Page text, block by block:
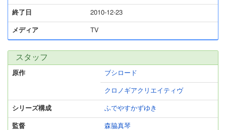
終了日 2010-12-23
メディア TV
スタッフ
原作 ブシロード
クロノギアクリエイティヴ
シリーズ構成 ふでやすかずゆき
監督 森脇真琴